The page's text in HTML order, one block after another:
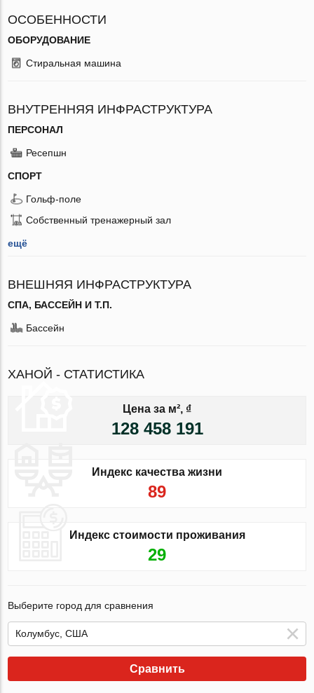
ОСОБЕННОСТИ
ОБОРУДОВАНИЕ
Стиральная машина
ВНУТРЕННЯЯ ИНФРАСТРУКТУРА
ПЕРСОНАЛ
Ресепшн
СПОРТ
Гольф-поле
Собственный тренажерный зал
ещё
ВНЕШНЯЯ ИНФРАСТРУКТУРА
СПА, БАССЕЙН И Т.П.
Бассейн
ХАНОЙ - СТАТИСТИКА
Цена за м², ₫
128 458 191
Индекс качества жизни
89
Индекс стоимости проживания
29
Выберите город для сравнения
Сравнить